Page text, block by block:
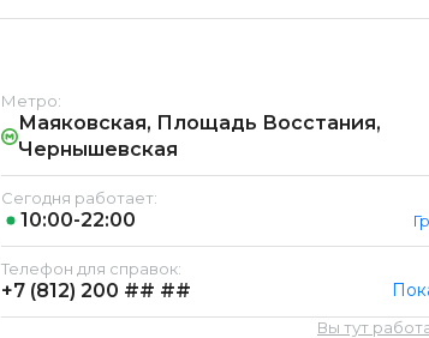
Метро:
Маяковская, Площадь Восстания,
Чернышевская
Сегодня работает:
10:00-22:00
Телефон для справок:
+7 (812) 200 ## ##
Вы тут